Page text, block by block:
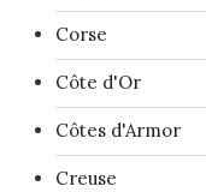
Corse
Côte d'Or
Côtes d'Armor
Creuse